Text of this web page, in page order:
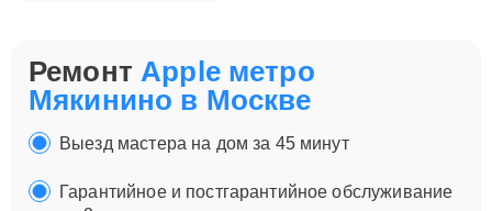
РемонтApple метро
Мякинино в Москве
Выезд мастера на дом за 45 минут
Гарантийное и постгарантийное обслуживание